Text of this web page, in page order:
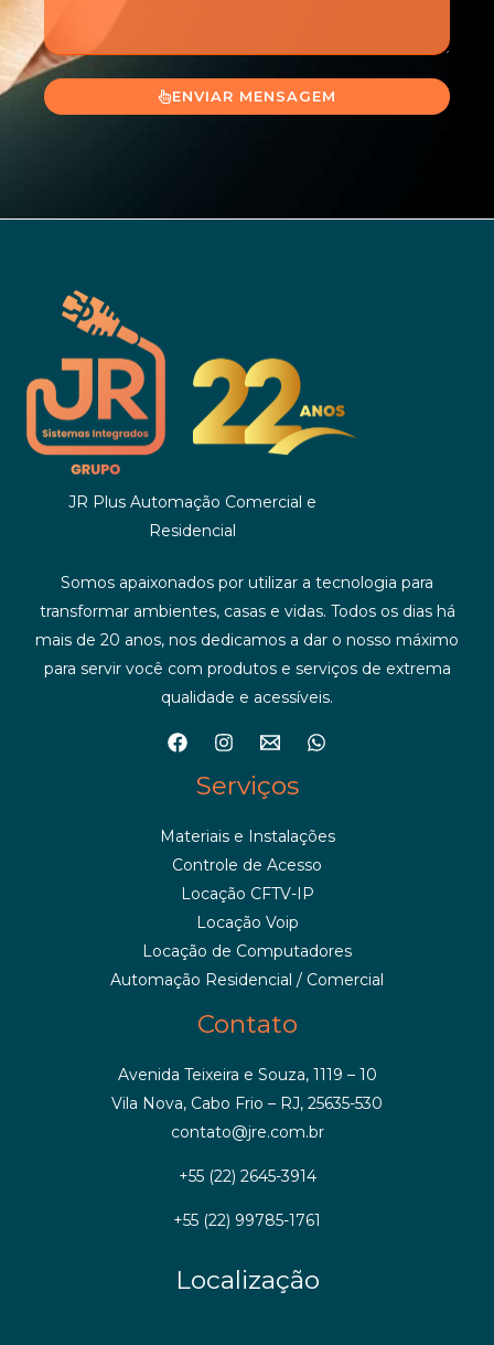
ENVIAR MENSAGEM
JR Plus Automação Comercial e
Residencial
Somos apaixonados por utilizar a tecnologia para
transformar ambientes, casas e vidas. Todos os dias há
mais de 20 anos, nos dedicamos a dar o nosso máximo
para servir você com produtos e serviços de extrema
qualidade e acessíveis.
Serviços
Materiais e Instalações
Controle de Acesso
Locação CFTV-IP
Locação Voip
Locação de Computadores
Automação Residencial / Comercial
Contato
Avenida Teixeira e Souza, 1119 – 10
Vila Nova, Cabo Frio – RJ, 25635-530
contato@jre.com.br
+55 (22) 2645-3914
+55 (22) 99785-1761
Localização